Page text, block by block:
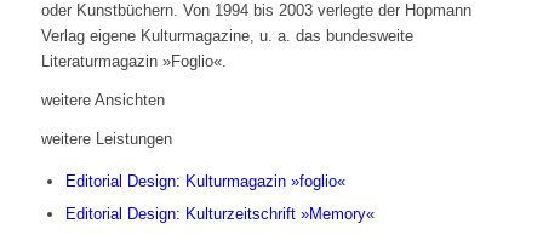
oder Kunstbüchern. Von 1994 bis 2003 verlegte der Hopmann
Verlag eigene Kulturmagazine, u. a. das bundesweite
Literaturmagazin »Foglio«.
weitere Ansichten
weitere Leistungen
Editorial Design: Kulturmagazin »foglio«
Editorial Design: Kulturzeitschrift »Memory«